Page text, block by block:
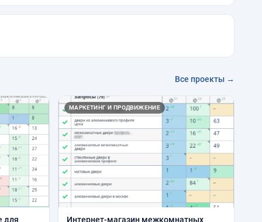
Все проекты →
для
МАРКЕТИНГ И ПРОДВИЖЕНИЕ
Интернет-магазин межкомнатных